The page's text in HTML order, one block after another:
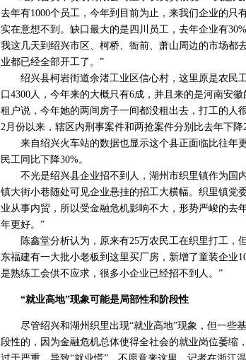
去年有1000个员工，今年到目前为止，来我们企业的只
实在意想不到。缺口最大的是四川员工，去年企业有
我这几天到绍兴市区、柯桥、衙前、萧山周边的市场都
业都已经全部开工了。”
绍兴县柯岩街道余渚工业区信心村，这里原是农民
口4300人，今年来的大概只有6成，并且来的是河南安
租户说，今年她的两间房子一间都没租出去，打工的人
2月份以来，辖区内刑事案件和两抢案件分别比去年下降
来自绍兴火车站的数据也显示这个县正面临比往年
民工同比下降30%。
不光是绍兴县企业招不到人，湖州市织里镇作为国
镇大街小巷随处可见企业悬挂的招工大横幅。织里镇党
业从事内贸，所以受金融危机影响不大，形势严峻的去
年更好。”
陈鑫堂分析认为，原来有25万农民工在织里打工，
东福建有一大批小老板到这里买厂房，新增了童装企业
是熟练工会供不应求，很多小企业已经招不到人。”
“就业高地”现象可能是局部性和阶段性
尽管绍兴和湖州织里出现“就业高地”现象，但一些
段性的，因为金融危机总体使得全社会的就业岗位萎缩